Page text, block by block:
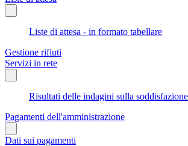
Liste di attesa - in formato tabellare
Gestione rifiuti
Servizi in rete
Risultati delle indagini sulla
Pagamenti dell'amministrazione
Dati sui pagamenti